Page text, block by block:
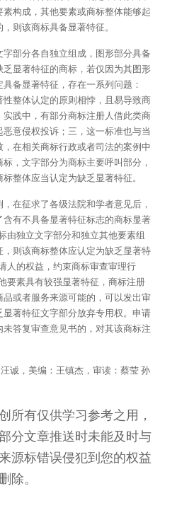
构成，其他要素或商标整体能够起
则该商标具备显著特征。
部分各自独立组成，图形部分具备
显著特征的商标，若仅因为其图形
备显著特征，存在一系列问题：
整体认定的原则相悖，且易导致商
践中，有部分商标注册人借此类商
意侵权投诉；三，这一标准也与当
在相关商标行政或者司法的案例中
，文字部分为商标主要呼叫部分，
整体应当认定为缺乏显著特征。
在征求了各级法院和学者意见后，
有不具备显著特征标志的商标显著
由独立文字部分和独立其他要素组
则该商标整体应认定为缺乏显著特
人的权益，约束商标审查审理行
要素具有较强显著特征，商标注册
或者服务来源可能的，可以发出审
著特征文字部分放弃专用权。申请
答复审查意见书的，对其该商标注
诚，美编：王镇杰，审读：蔡莹 孙
所有仅供学习参考之用，
分文章推送时未能及时与
源标错误侵犯到您的权益
除。